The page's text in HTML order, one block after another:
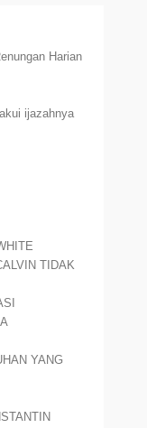
Harian
ijazahnya
TIDAK
YANG